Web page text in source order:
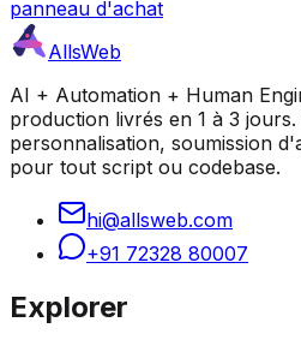
panneau d'achat
AllsWeb
AI + Automation + Human
production livrés en 1 à 3
personnalisation, soumission
pour tout script ou codebase.
hi@allsweb.com
+91 72328 80007
Explorer